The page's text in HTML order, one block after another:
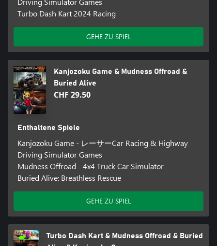
Turbo Dash Kart 2024 Racing
GEHE ZU SPIEL
Kanjozoku Game & Mudness Offroad &
Buried Alive
CHF 29.50
Enthaltene Spiele
Kanjozoku Game - レーサーCar Racing & Highway
Driving Simulator Games
Mudness Offroad - 4x4 Truck Car Simulator
Buried Alive: Breathless Rescue
GEHE ZU SPIEL
Turbo Dash Kart & Mudness Offroad & Buried